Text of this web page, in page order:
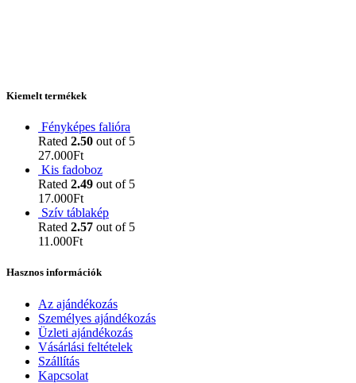
Kiemelt termékek
Fényképes falióra
Rated 2.50 out of 5
27.000Ft
Kis fadoboz
Rated 2.49 out of 5
17.000Ft
Szív táblakép
Rated 2.57 out of 5
11.000Ft
Hasznos információk
Az ajándékozás
Személyes ajándékozás
Üzleti ajándékozás
Vásárlási feltételek
Szállítás
Kapcsolat